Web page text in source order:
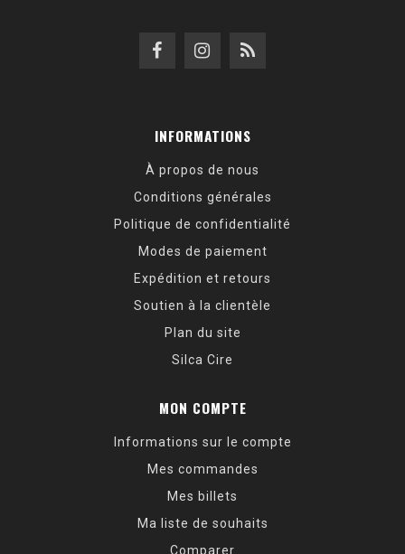
INFORMATIONS
À propos de nous
Conditions générales
Politique de confidentialité
Modes de paiement
Expédition et retours
Soutien à la clientèle
Plan du site
Silca Cire
MON COMPTE
Informations sur le compte
Mes commandes
Mes billets
Ma liste de souhaits
Comparer